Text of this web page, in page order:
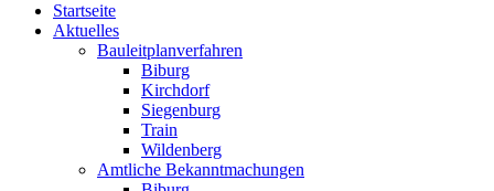
Startseite
Aktuelles
Bauleitplanverfahren
Biburg
Kirchdorf
Siegenburg
Train
Wildenberg
Amtliche Bekanntmachungen